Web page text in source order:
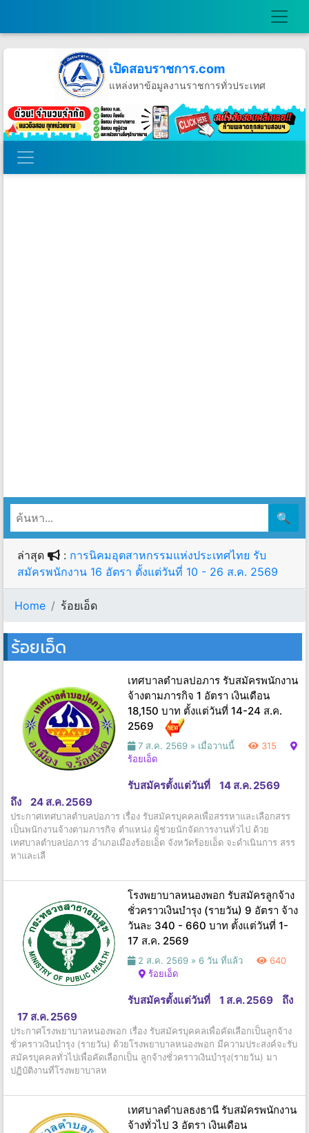
เปิดสอบราชการ.com
แหล่งหาข้อมูลงานราชการทั่วประเทศ
วันอาทิตย์ที่ 9 เดือนสิงหาคม พ.ศ.2569
🔍
ล่าสุด : การนิคมอุตสาหกรรมแห่งประเทศไทย รับ
สมัครพนักงาน 16 อัตรา ตั้งแต่วันที่ 10 - 26 ส.ค. 2569
Home ร้อยเอ็ด
ร้อยเอ็ด
เทศบาลตำบลปอภาร รับสมัครพนักงาน
จ้างตามภารกิจ 1 อัตรา เงินเดือน
18,150 บาท ตั้งแต่วันที่ 14-24 ส.ค.
2569
7 ส.ค. 2569 » เมื่อวานนี้
315
ร้อยเอ็ด
รับสมัครตั้งแต่วันที่
14 ส.ค. 2569
ถึง
24 ส.ค. 2569
ประกาศเทศบาลตำบลปอภาร เรื่อง รับสมัครบุคคลเพื่อสรรหาและเลือกสรร
เป็นพนักงานจ้างตามภารกิจ ตำแหน่ง ผู้ช่วยนักจัดการงานทั่วไป ด้วย
เทศบาลตำบลปอภาร อำเภอเมืองร้อยเอ็ด จังหวัดร้อยเอ็ด จะดำเนินการ สรร
หาและเลื
โรงพยาบาลหนองพอก รับสมัครลูกจ้าง
ชั่วคราวเงินบำรุง (รายวัน) 9 อัตรา จ้าง
วันละ 340 - 660 บาท ตั้งแต่วันที่ 1-
17 ส.ค. 2569
2 ส.ค. 2569 » 6 วัน ที่แล้ว
640
ร้อยเอ็ด
รับสมัครตั้งแต่วันที่ 1 ส.ค. 2569
ถึง
17 ส.ค. 2569
ประกาศโรงพยาบาลหนองพอก เรื่อง รับสมัครบุคคลเพื่อคัดเลือกเป็นลูกจ้าง
ชั่วคราวเงินบำรุง (รายวัน) ด้วยโรงพยาบาลหนองพอก มีความประสงค์จะรับ
สมัครบุคคลทั่วไปเพื่อคัดเลือกเป็น ลูกจ้างชั่วคราวเงินบำรุง(รายวัน) มา
ปฏิบัติงานที่โรงพยาบาลห
เทศบาลตำบลธงธานี รับสมัครพนักงาน
จ้างทั่วไป 3 อัตรา เงินเดือน